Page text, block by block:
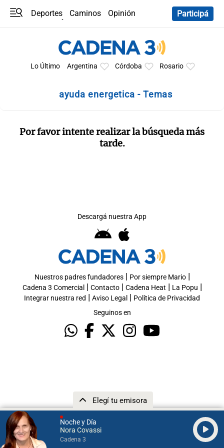
Noche y Día
Nora Covassi
Cadena 3
Elegí tu emisora
Deportes Caminos
Opinión
Participá
Lo Último Argentina Córdoba Rosario
ayuda energetica - Temas
Por favor intente realizar la búsqueda más
tarde.
Descargá nuestra App
Nuestros padres fundadores| Por siempre Mario|
Cadena 3 Comercial | Contacto| Cadena Heat | La Popu |
Integrar nuestra red | Aviso Legal | Política de Privacidad
Seguinos en